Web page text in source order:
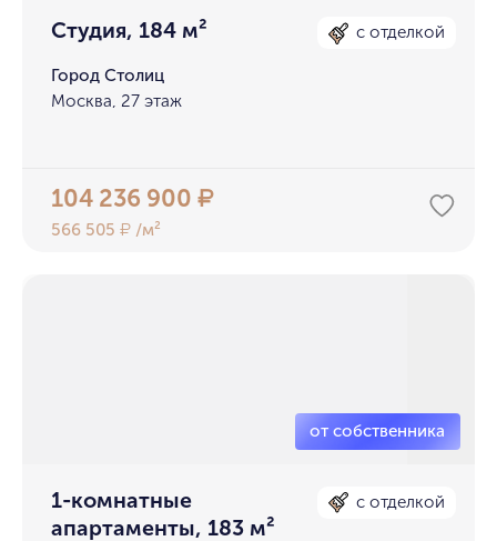
Студия, 184 м² с отделкой
Город Столиц
Москва, 27 этаж
104 236 900₽
566 505₽ /м²
1-комнатные
апартаменты, 183 м²
с отделкой